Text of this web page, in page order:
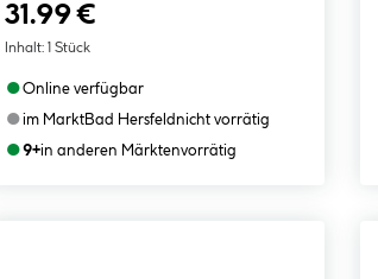
31.99 €
Inhalt: 1 Stück
●Online verfügbar
●im MarktBad Hersfeldnicht vorrätig
●9+in anderen Märktenvorrätig